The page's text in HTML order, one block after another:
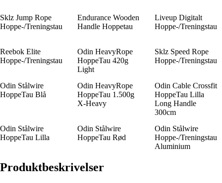
Sklz Jump Rope
Hoppe-/Treningstau
Endurance Wooden
Handle Hoppetau
Liveup Digitalt
Hoppe-/Treningstau
Reebok Elite
Hoppe-/Treningstau
Odin HeavyRope
HoppeTau 420g
Light
Sklz Speed Rope
Hoppe-/Treningstau
Odin Stålwire
HoppeTau Blå
Odin HeavyRope
HoppeTau 1.500g
X-Heavy
Odin Cable Crossfit
HoppeTau Lilla
Long Handle
300cm
Odin Stålwire
HoppeTau Lilla
Odin Stålwire
HoppeTau Rød
Odin Stålwire
Hoppe-/Treningstau
Aluminium
Produktbeskrivelser